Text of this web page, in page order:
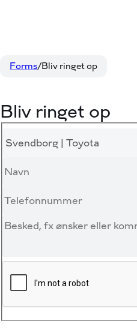
Forms Bliv ringet op
Bliv ringet op